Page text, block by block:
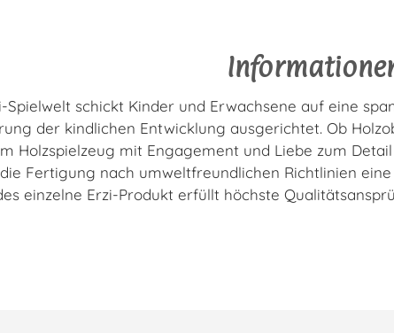
Spielwelt schickt Kinder und Erwachsene auf eine
der kindlichen Entwicklung ausgerichtet. Ob
Holzspielzeug mit Engagement und Liebe zum
Fertigung nach umweltfreundlichen Richtlinien
einzelne Erzi-Produkt erfüllt höchste